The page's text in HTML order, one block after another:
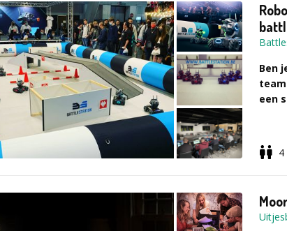
De
Vul
Ben
een
Zoek
een
zijn
4